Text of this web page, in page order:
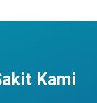
Kami